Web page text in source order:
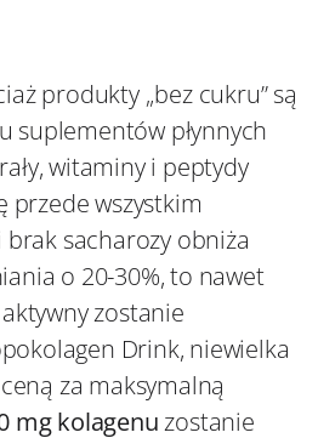
produkty „bez cukru” są
suplementów płynnych
witaminy i peptydy
przede wszystkim
sacharozy obniża
o 20-30%, to nawet
zostanie
Drink, niewielka
za maksymalną
mg kolagenuzostanie